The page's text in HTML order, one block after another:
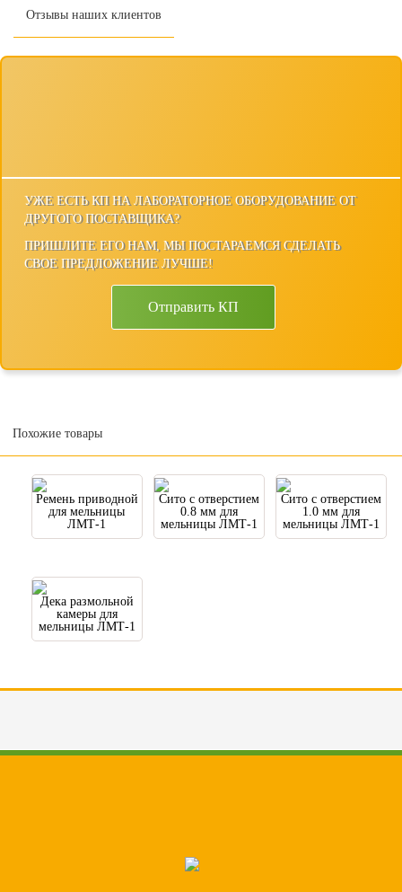
УЖЕ ЕСТЬ КП НА ЛАБОРАТОРНОЕ ОБОРУДОВАНИЕ ОТ
ДРУГОГО ПОСТАВЩИКА?
ПРИШЛИТЕ ЕГО НАМ, МЫ ПОСТАРАЕМСЯ СДЕЛАТЬ
СВОЕ ПРЕДЛОЖЕНИЕ ЛУЧШЕ!
Отправить КП
Похожие товары
Ремень приводной
для мельницы
ЛМТ-1
Сито с отверстием
0.8 мм для
мельницы ЛМТ-1
Сито с отверстием
1.0 мм для
мельницы ЛМТ-1
Дека размольной
камеры для
мельницы ЛМТ-1
Отзывы наших клиентов